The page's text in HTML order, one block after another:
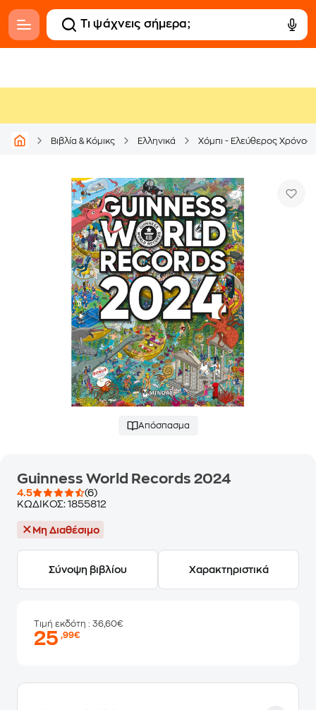
Βιβλία & Κόμικς Ελληνικά Χόμπι - Ελεύθερος Χρόνος
Απόσπασμα
Guinness World Records 2024
4.5
(6)
ΚΩΔΙΚΟΣ: 1855812
Μη Διαθέσιμο
Σύνοψη βιβλίου Χαρακτηριστικά
Τιμή εκδότη : 36,60€
25,99€